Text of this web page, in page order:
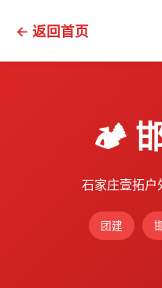
← 返回首页
🏕️
石家庄壹拓户
团建